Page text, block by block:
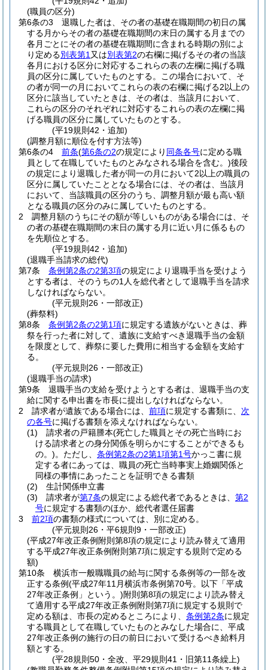
(職員の区分)
第6条の3
退職した者は、その者の基礎在職期間の初日の属
する月からその者の基礎在職期間の末日の属する月までの
各月ごとにその者の基礎在職期間に含まれる時期の別によ
り定める別表第1 又は別表第2の右欄に掲げるその者の当該
各月における区分に対応するこれらの表の左欄に掲げる職
員の区分に属していたものとする。
この場合において、そ
の者が同一の月においてこれらの表の右欄に掲げる2以上の
区分に該当していたときは、その者は、当該月において、
これらの区分のそれぞれに対応するこれらの表の左欄に掲
げる職員の区分に属していたものとする。
(平19規則42・追加)
(調整月額に順位を付す方法等)
第6条の4
前条(第6条の2の規定により 同条各号に定める職
員として在職していたものとみなされる場合を含む。)後段
の規定により退職した者が同一の月において2以上の職員の
区分に属していたこととなる場合には、その者は、当該月
において、当該職員の区分のうち、調整月額が最も高い額
となる職員の区分のみに属していたものとする。
2
調整月額のうちにその額が等しいものがある場合には、そ
の者の基礎在職期間の末日の属する月に近い月に係るもの
を先順位とする。
(平19規則42・追加)
(退職手当請求の総代)
第7条
条例第2条の2第3項の規定により退職手当を受けよう
とする者は、そのうちの1人を総代者として退職手当を請求
しなければならない。
(平元規則26・一部改正)
(葬祭料)
第8条
条例第2条の2第1項に規定する遺族がないときは、葬
祭を行った者に対して、遺族に支給すべき退職手当の金額
を限度として、葬祭に要した費用に相当する金額を支給す
る。
(平元規則26・一部改正)
(退職手当の請求)
第9条
退職手当の支給を受けようとする者は、退職手当の支
給に関する申出書を市長に提出しなければならない。
2
請求者が遺族である場合には、 前項に規定する書類に、 次
の各号に掲げる書類を添えなければならない。
(1)
請求者の戸籍謄本(死亡した職員とその死亡当時にお
ける請求者との身分関係を明らかにすることができるも
の。)。 ただし、 条例第2条の2第1項第1号かっこ書に規
定する者にあっては、職員の死亡当時事実上婚姻関係と
同様の事情にあったことを証明できる書類
(2)
生計関係申立書
(3)
請求者が第7条の規定による総代者であるときは、 第2
号に規定する書類のほか、総代者選任届書
3
前2項の書類の様式については、別に定める。
(平元規則26・平6規則9・一部改正)
(平成27年改正条例附則第8項の規定により読み替えて適用
する平成27年改正条例附則第7項に規定する規則で定める
額)
第10条
横浜市一般職職員の給与に関する条例等の一部を改
正する条例(平成27年11月横浜市条例第70号。以下「平成
27年改正条例」という。)附則第8項の規定により読み替え
て適用する平成27年改正条例附則第7項に規定する規則で
定める額は、市長の定めるところにより、 条例第2条に規定
する職員として在職していたものとみなした場合に、平成
27年改正条例の施行の日の前日において受けるべき給料月
額とする。
(平28規則50・全改、平29規則41・旧第11条繰上)